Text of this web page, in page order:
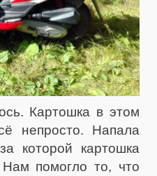
Картошка в этом
непросто. Напала
которой картошка
Нам помогло то, что